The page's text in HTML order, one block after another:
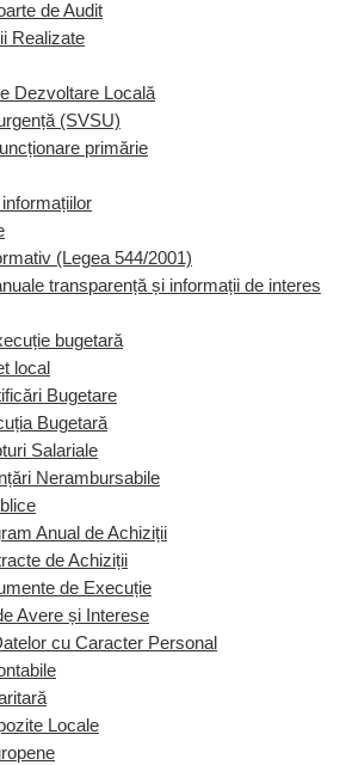
de Audit
Realizate
Dezvoltare Locală
(SVSU)
primărie
(Legea 544/2001)
transparență și informații de interes
bugetară
local
Bugetare
Bugetară
Salariale
Nerambursabile
Anual de Achiziții
de Achiziții
de Execuție
Avere și Interese
cu Caracter Personal
Locale